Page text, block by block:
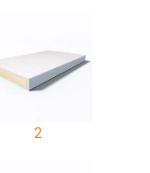
2